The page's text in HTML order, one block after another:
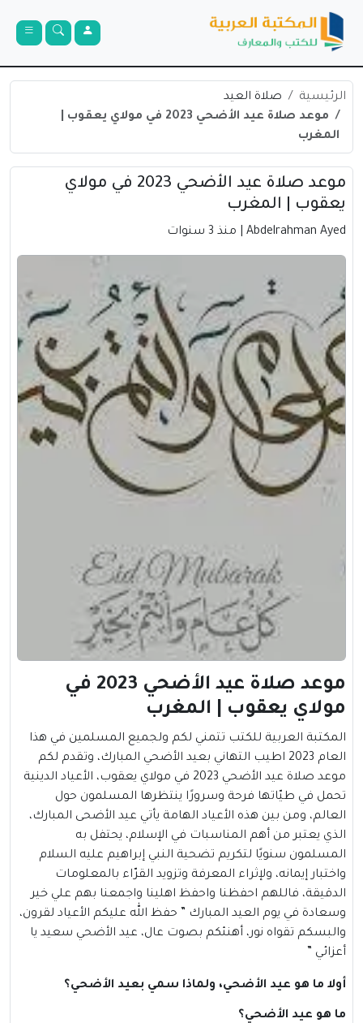
الرئيسية
صلاة العيد
موعد صلاة عيد الأضحي 2023 في مولاي يعقوب |
المغرب
موعد صلاة عيد الأضحي 2023 في مولاي
يعقوب | المغرب
Abdelrahman Ayed | منذ 3 سنوات
موعد صلاة عيد الأضحي 2023 في
مولاي يعقوب | المغرب
المكتبة العربية للكتب تتمني لكم ولجميع المسلمين في هذا
العام 2023 اطيب التهاني بعيد الأضحي المبارك، وتقدم لكم
موعد صلاة عيد الأضحي 2023 في
مولاي يعقوب، الأعياد الدينية
تحمل في طيّاتها فرحة وسرورًا ينتظرها المسلمون حول
العالم، ومن بين هذه الأعياد الهامة يأتي عيد الأضحى المبارك،
الذي يعتبر من أهم المناسبات في الإسلام، يحتفل به
المسلمون سنويًا لتكريم تضحية النبي إبراهيم عليه السلام
واختبار إيمانه، ولإثراء المعرفة وتزويد القرّاء بالمعلومات
الدقيقة، فاللهم احفظنا واحفظ اهلينا واجمعنا بهم علي خير
وسعادة في يوم العيد المبارك ” حفظ الله عليكم الأعياد لقرون،
والبسكم تقواه نور، أهنئكم بصوت عال، عيد الأضحي سعيد يا
أعزائي ”
أولا ما هو عيد الأضحي، ولماذا سمي بعيد الأضحي؟
ما هو عيد الأضحي؟